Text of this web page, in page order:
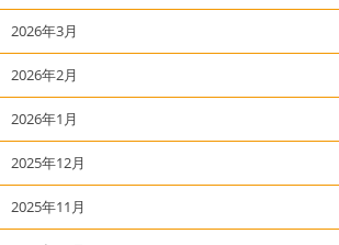
2026年3月
2026年2月
2026年1月
2025年12月
2025年11月